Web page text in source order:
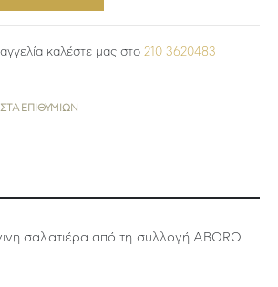
καλέστε μας στο 210 3620483
ΕΠΙΘΥΜΙΏΝ
σαλατιέρα από τη συλλογή ABORO